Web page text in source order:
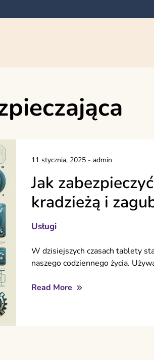
11 stycznia, 2025- admin
Jak
kradzieżą i
Usługi
W dzisiejszych czasach tablety
naszego codziennego życia.
Read More